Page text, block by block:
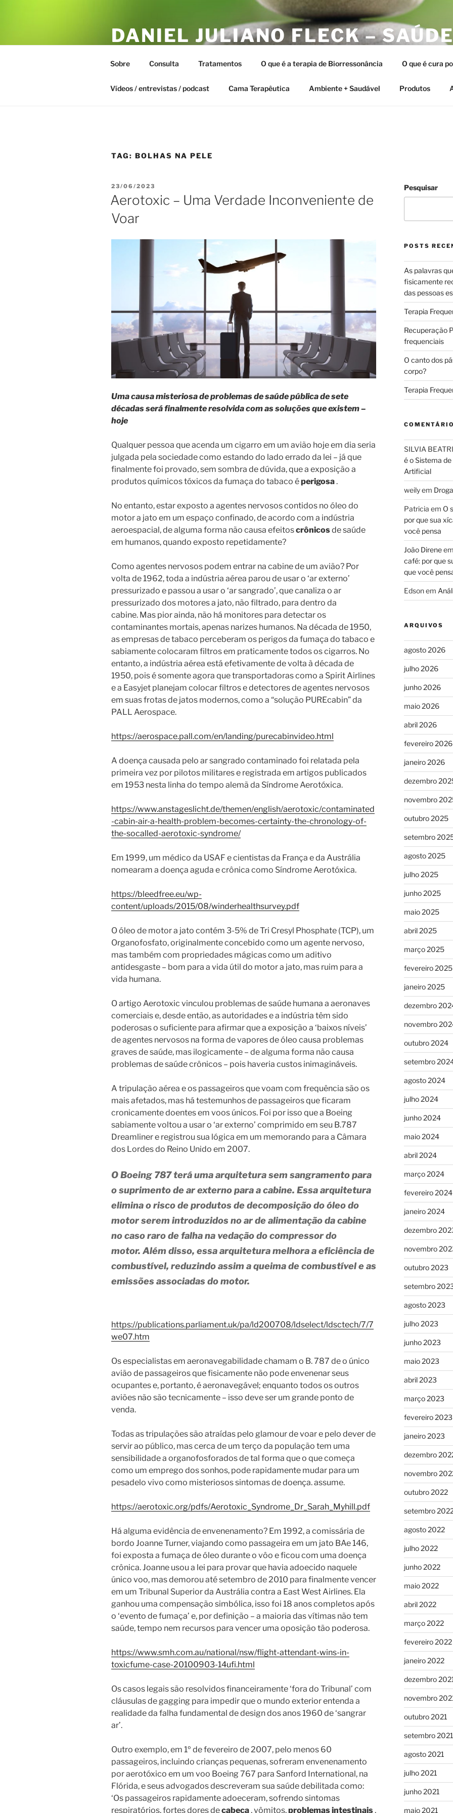
DANIEL JULIANO FLECK –
ESTAR – TERAPIAS
Sobre Consulta Tratamentos O que é a terapia de Biorressonância O que é cura
Vídeos / entrevistas / podcast Cama Terapêutica Ambiente + Saudável Produtos
TAG: BOLHAS NA PELE
PUBLICADO
EM
23/06/2023
Aerotoxic – Uma Verdade Inconveniente de
Voar
Uma causa misteriosa de problemas de saúde pública de sete
décadas será finalmente resolvida com as soluções que existem –
hoje
Qualquer pessoa que acenda um cigarro em um avião hoje em dia seria
julgada pela sociedade como estando do lado errado da lei – já que
finalmente foi provado, sem sombra de dúvida, que a exposição a
produtos químicos tóxicos da fumaça do tabaco éperigosa.
No entanto, estar exposto a agentes nervosos contidos no óleo do
motor a jato em um espaço confinado, de acordo com a indústria
aeroespacial, de alguma forma não causa efeitoscrônicosde saúde
em humanos, quando exposto repetidamente?
Como agentes nervosos podem entrar na cabine de um avião? Por
volta de 1962, toda a indústria aérea parou de usar o ‘ar externo’
pressurizado e passou a usar o ‘ar sangrado’, que canaliza o ar
pressurizado dos motores a jato, não filtrado, para dentro da
cabine. Mas pior ainda, não há monitores para detectar os
contaminantes mortais, apenas narizes humanos. Na década de 1950,
as empresas de tabaco perceberam os perigos da fumaça do tabaco e
sabiamente colocaram filtros em praticamente todos os cigarros. No
entanto, a indústria aérea está efetivamente de volta à década de
1950, pois é somente agora que transportadoras como a Spirit Airlines
e a Easyjet planejam colocar filtros e detectores de agentes nervosos
em suas frotas de jatos modernos, como a “solução PUREcabin” da
PALL Aerospace.
https://aerospace.pall.com/en/landing/purecabinvideo.html
A doença causada pelo ar sangrado contaminado foi relatada pela
primeira vez por pilotos militares e registrada em artigos publicados
em 1953 nesta linha do tempo alemã da Síndrome Aerotóxica.
https://www.anstageslicht.de/themen/english/aerotoxic/contaminated
-cabin-air-a-health-problem-becomes-certainty-the-chronology-of-
the-socalled-aerotoxic-syndrome/
Em 1999, um médico da USAF e cientistas da França e da Austrália
nomearam a doença aguda e crônica como Síndrome Aerotóxica.
https://bleedfree.eu/wp-
content/uploads/2015/08/winderhealthsurvey.pdf
O óleo de motor a jato contém 3-5% de Tri Cresyl Phosphate (TCP), um
Organofosfato, originalmente concebido como um agente nervoso,
mas também com propriedades mágicas como um aditivo
antidesgaste – bom para a vida útil do motor a jato, mas ruim para a
vida humana.
O artigo Aerotoxic vinculou problemas de saúde humana a aeronaves
comerciais e, desde então, as autoridades e a indústria têm sido
poderosas o suficiente para afirmar que a exposição a ‘baixos níveis’
de agentes nervosos na forma de vapores de óleo causa problemas
graves de saúde, mas ilogicamente – de alguma forma não causa
problemas de saúde crônicos – pois haveria custos inimagináveis.
A tripulação aérea e os passageiros que voam com frequência são os
mais afetados, mas há testemunhos de passageiros que ficaram
cronicamente doentes em voos únicos. Foi por isso que a Boeing
sabiamente voltou a usar o ‘ar externo’ comprimido em seu B.787
Dreamliner e registrou sua lógica em um memorando para a Câmara
dos Lordes do Reino Unido em 2007.
O Boeing 787 terá uma arquitetura sem sangramento para
o suprimento de ar externo para a cabine. Essa arquitetura
elimina o risco de produtos de decomposição do óleo do
motor serem introduzidos no ar de alimentação da cabine
no caso raro de falha na vedação do compressor do
motor. Além disso, essa arquitetura melhora a eficiência de
combustível, reduzindo assim a queima de combustível e as
emissões associadas do motor.
https://publications.parliament.uk/pa/ld200708/ldselect/ldsctech/7/7
we07.htm
Os especialistas em aeronavegabilidade chamam o B. 787 de o único
avião de passageiros que fisicamente não pode envenenar seus
ocupantes e, portanto, é aeronavegável; enquanto todos os outros
aviões não são tecnicamente – isso deve ser um grande ponto de
venda.
Todas as tripulações são atraídas pelo glamour de voar e pelo dever de
servir ao público, mas cerca de um terço da população tem uma
sensibilidade a organofosforados de tal forma que o que começa
como um emprego dos sonhos, pode rapidamente mudar para um
pesadelo vivo como misteriosos sintomas de doença. assume.
https://aerotoxic.org/pdfs/Aerotoxic_Syndrome_Dr_Sarah_Myhill.pdf
Há alguma evidência de envenenamento? Em 1992, a comissária de
bordo Joanne Turner, viajando como passageira em um jato BAe 146,
foi exposta a fumaça de óleo durante o vôo e ficou com uma doença
crônica. Joanne usou a lei para provar que havia adoecido naquele
único voo, mas demorou até setembro de 2010 para finalmente vencer
em um Tribunal Superior da Austrália contra a East West Airlines. Ela
ganhou uma compensação simbólica, isso foi 18 anos completos após
o ‘evento de fumaça’ e, por definição – a maioria das vítimas não tem
saúde, tempo nem recursos para vencer uma oposição tão poderosa.
https://www.smh.com.au/national/nsw/flight-attendant-wins-in-
toxicfume-case-20100903-14ufi.html
Os casos legais são resolvidos financeiramente ‘fora do Tribunal’ com
cláusulas de gagging para impedir que o mundo exterior entenda a
realidade da falha fundamental de design dos anos 1960 de ‘sangrar
ar’.
Outro exemplo, em 1º de fevereiro de 2007, pelo menos 60
passageiros, incluindo crianças pequenas, sofreram envenenamento
por aerotóxico em um voo Boeing 767 para Sanford International, na
Flórida, e seus advogados descreveram sua saúde debilitada como:
‘Os passageiros rapidamente adoeceram, sofrendo sintomas
respiratórios, fortes dores decabeça , vômitos,problemas intestinais ,
Pesquisar
POSTS
As palavras
fisicamente
das pessoas
Terapia
Recuperação
frequenciais
O canto dos
corpo?
Terapia
SILVIA
é o Sistema
Artificial
weilyem
Patricia em O
por que sua
você pensa
João Direneem
café: por que
que você
Edsonem
ARQUIVOS
agosto 2026
julho 2026
junho 2026
maio 2026
abril 2026
fevereiro 2026
janeiro 2026
dezembro
novembro
outubro 2025
setembro
agosto 2025
julho 2025
junho 2025
maio 2025
abril 2025
março 2025
fevereiro 2025
janeiro 2025
dezembro
novembro
outubro 2024
setembro
agosto 2024
julho 2024
junho 2024
maio 2024
abril 2024
março 2024
fevereiro 2024
janeiro 2024
dezembro
novembro
outubro 2023
setembro
agosto 2023
julho 2023
junho 2023
maio 2023
abril 2023
março 2023
fevereiro 2023
janeiro 2023
dezembro
novembro
outubro 2022
setembro
agosto 2022
julho 2022
junho 2022
maio 2022
abril 2022
março 2022
fevereiro 2022
janeiro 2022
dezembro
novembro
outubro 2021
setembro 2021
agosto 2021
julho 2021
junho 2021
maio 2021